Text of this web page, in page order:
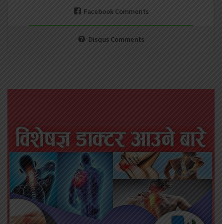
Facebook Comments
Disqus Comments